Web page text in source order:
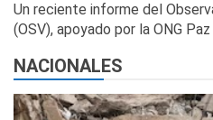
Un reciente informe del
(OSV), apoyado por la ONG
NACIONALES